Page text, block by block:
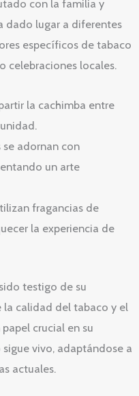
con la familia y
dado lugar a diferentes
específicos de tabaco
celebraciones locales.
la cachimba entre
se adornan con
un arte
fragancias de
la experiencia de
testigo de su
calidad del tabaco y el
crucial en su
vivo, adaptándose a
actuales.